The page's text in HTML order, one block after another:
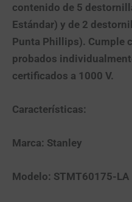
contenido de 5
Estándar) y de 2
Punta Phillips). Cumple
probados
certificados a 1000 V.
Características:
Marca: Stanley
Modelo: STMT60175-LA